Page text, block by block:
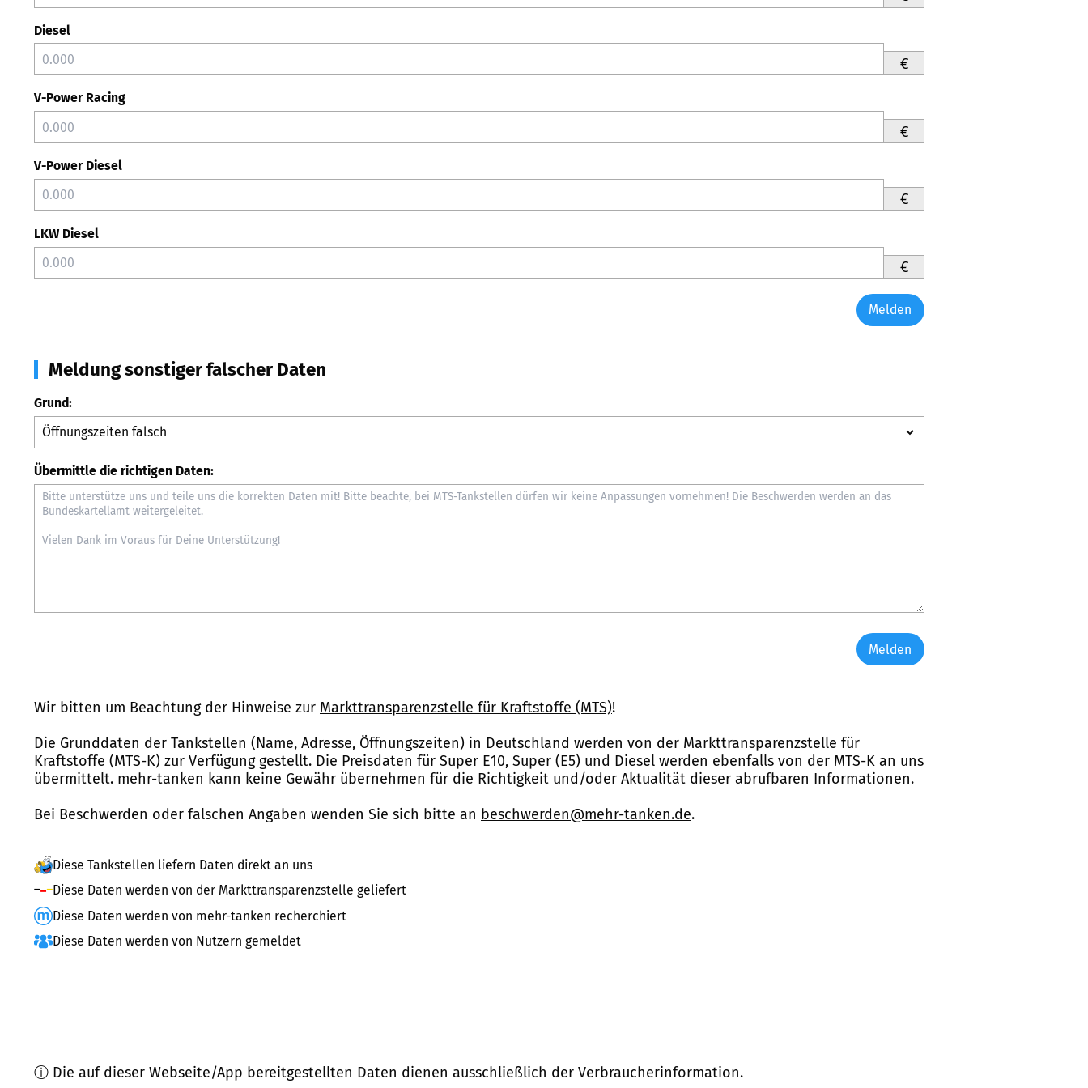
Diesel
€
V-Power Racing
€
V-Power Diesel
€
LKW Diesel
€
Melden
Meldung sonstiger falscher Daten
Grund:
Übermittle die richtigen Daten:
Melden
Wir bitten um Beachtung der Hinweise zur Markttransparenzstelle für Kraftstoffe (MTS)!
Die Grunddaten der Tankstellen (Name, Adresse, Öffnungszeiten) in Deutschland werden von der Markttransparenzstelle für
Kraftstoffe (MTS-K) zur Verfügung gestellt. Die Preisdaten für Super E10, Super (E5) und Diesel werden ebenfalls von der MTS-K an uns
übermittelt. mehr-tanken kann keine Gewähr übernehmen für die Richtigkeit und/oder Aktualität dieser abrufbaren Informationen.
Bei Beschwerden oder falschen Angaben wenden Sie sich bitte an beschwerden@mehr-tanken.de.
Diese Tankstellen liefern Daten direkt an uns
Diese Daten werden von der Markttransparenzstelle geliefert
Diese Daten werden von mehr-tanken recherchiert
Diese Daten werden von Nutzern gemeldet
ⓘ Die auf dieser Webseite/App bereitgestellten Daten dienen ausschließlich der Verbraucherinformation.